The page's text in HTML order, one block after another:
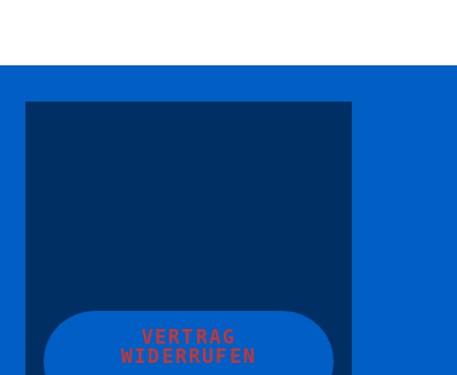
VERTRAG
WIDERRUFEN